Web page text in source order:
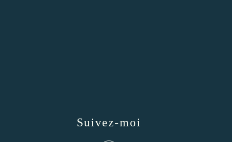
Suivez-moi